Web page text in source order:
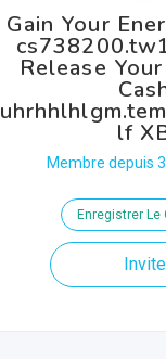
Gain Your
Release
lf
Membre depuis
Enregistrer Le